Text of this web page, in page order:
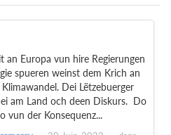
an Europa vun hire Regierungen
spueren weinst dem Krich an
Dei Lëtzebuerger
am Land och deen Diskurs. Do
vun der Konsequenz...